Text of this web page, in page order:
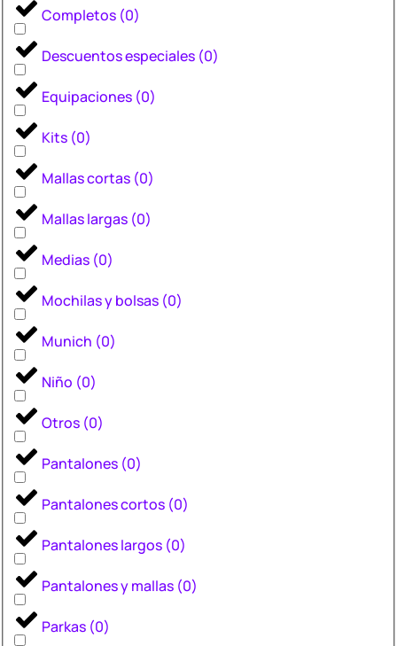
Completos (0)
Descuentos especiales (0)
Equipaciones (0)
Kits (0)
Mallas cortas (0)
Mallas largas (0)
Medias (0)
Mochilas y bolsas (0)
Munich (0)
Niño (0)
Otros (0)
Pantalones (0)
Pantalones cortos (0)
Pantalones largos (0)
Pantalones y mallas (0)
Parkas (0)